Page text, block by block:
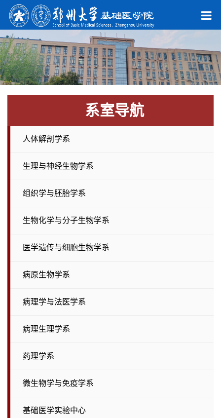
系室导航
人体解剖学系
生理与神经生物学系
组织学与胚胎学系
生物化学与分子生物学系
医学遗传与细胞生物学系
病原生物学系
病理学与法医学系
病理生理学系
药理学系
微生物学与免疫学系
基础医学实验中心